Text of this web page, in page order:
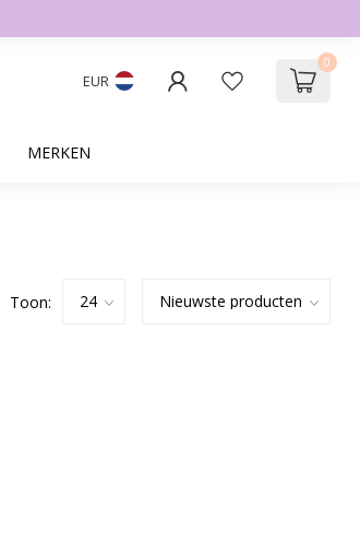
EUR
0
MERKEN
Toon: